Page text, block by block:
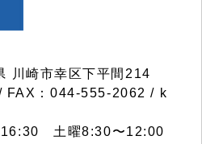
崎市幸区下平間214
FAX：044-555-2062 / k
16:30 土曜8:30〜12:00